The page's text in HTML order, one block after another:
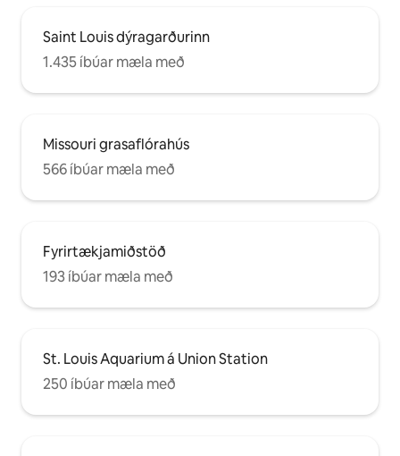
Saint Louis dýragarðurinn
1.435 íbúar mæla með
Missouri grasaflórahús
566 íbúar mæla með
Fyrirtækjamiðstöð
193 íbúar mæla með
St. Louis Aquarium á Union Station
250 íbúar mæla með